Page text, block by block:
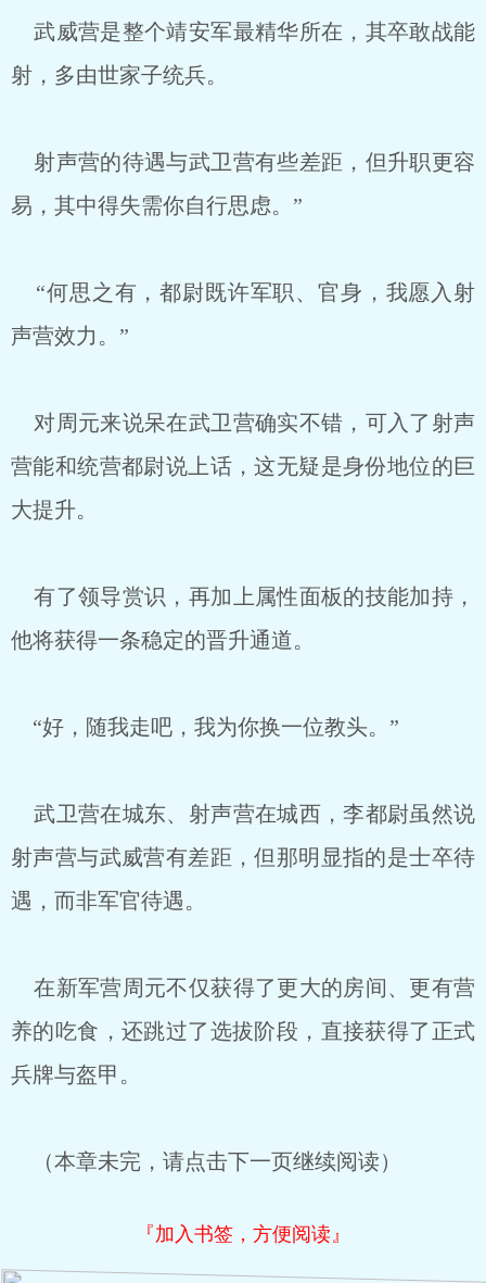
武威营是整个靖安军最精华所在，其卒敢战能
射，多由世家子统兵。
射声营的待遇与武卫营有些差距，但升职更容
易，其中得失需你自行思虑。”
“何思之有，都尉既许军职、官身，我愿入射
声营效力。”
对周元来说呆在武卫营确实不错，可入了射声
营能和统营都尉说上话，这无疑是身份地位的巨
大提升。
有了领导赏识，再加上属性面板的技能加持，
他将获得一条稳定的晋升通道。
“好，随我走吧，我为你换一位教头。”
武卫营在城东、射声营在城西，李都尉虽然说
射声营与武威营有差距，但那明显指的是士卒待
遇，而非军官待遇。
在新军营周元不仅获得了更大的房间、更有营
养的吃食，还跳过了选拔阶段，直接获得了正式
兵牌与盔甲。
（本章未完，请点击下一页继续阅读）
『加入书签，方便阅读』